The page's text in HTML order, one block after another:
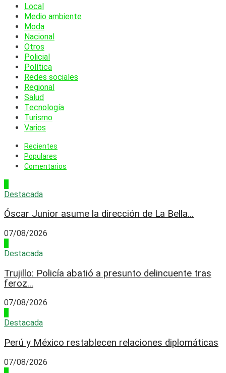
Local
Medio ambiente
Moda
Nacional
Otros
Policial
Política
Redes sociales
Regional
Salud
Tecnología
Turismo
Varios
Recientes
Populares
Comentarios
Destacada
Óscar Junior asume la dirección de La Bella...
07/08/2026
Destacada
Trujillo: Policía abatió a presunto delincuente tras
feroz...
07/08/2026
Destacada
Perú y México restablecen relaciones diplomáticas
07/08/2026